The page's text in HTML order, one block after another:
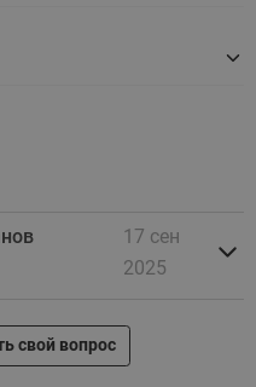
17 сен
2025
свой вопрос